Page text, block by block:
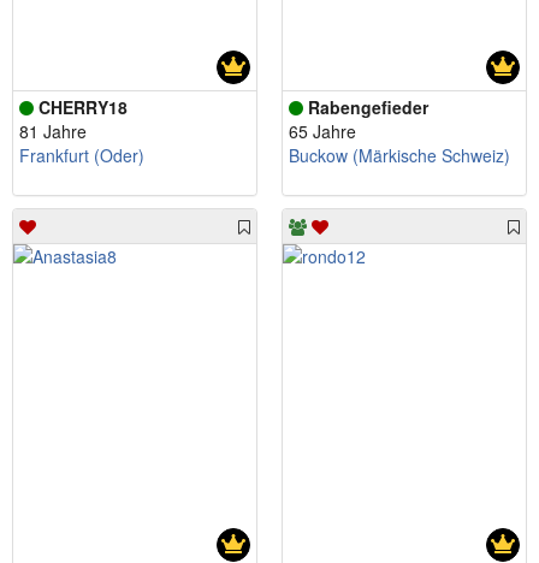
CHERRY18
81 Jahre
Frankfurt (Oder)
Rabengefieder
65 Jahre
Buckow (Märkische Schweiz)